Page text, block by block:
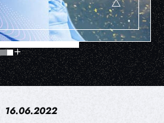
16.06.2022